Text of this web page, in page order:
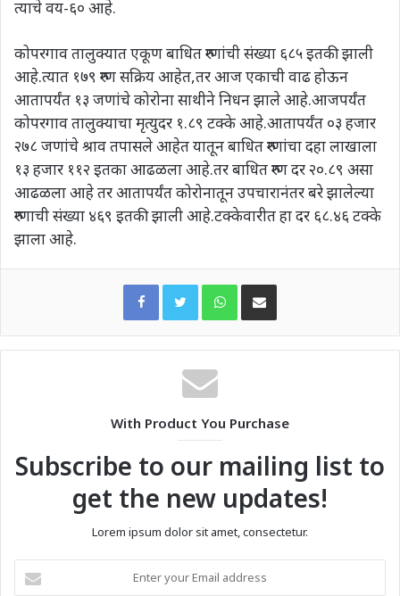
त्याचे वय-६० आहे.
कोपरगाव तालुक्यात एकूण बाधित रुग्णांची संख्या ६८५ इतकी झाली
आहे.त्यात १७९ रुग्ण सक्रिय आहेत,तर आज एकाची वाढ होऊन
आतापर्यंत १३ जणांचे कोरोना साथीने निधन झाले आहे.आजपर्यंत
कोपरगाव तालुक्याचा मृत्युदर १.८९ टक्के आहे.आतापर्यंत ०३ हजार
२७८ जणांचे श्राव तपासले आहेत यातून बाधित रुग्णांचा दहा लाखाला
१३ हजार ११२ इतका आढळला आहे.तर बाधित रुग्ण दर २०.८९ असा
आढळला आहे तर आतापर्यंत कोरोनातून उपचारानंतर बरे झालेल्या
रुग्णाची संख्या ४६९ इतकी झाली आहे.टक्केवारीत हा दर ६८.४६ टक्के
झाला आहे.
WhatsAppShare via Email
With Product You Purchase
Subscribe to our mailing list to
get the new updates!
Lorem ipsum dolor sit amet, consectetur.
your